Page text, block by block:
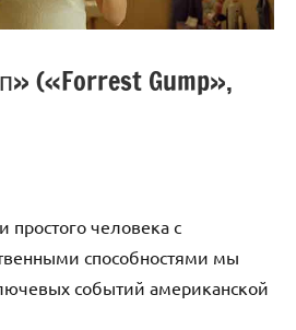
(«Forrest Gump»,
простого человека с
способностями мы
событий американской